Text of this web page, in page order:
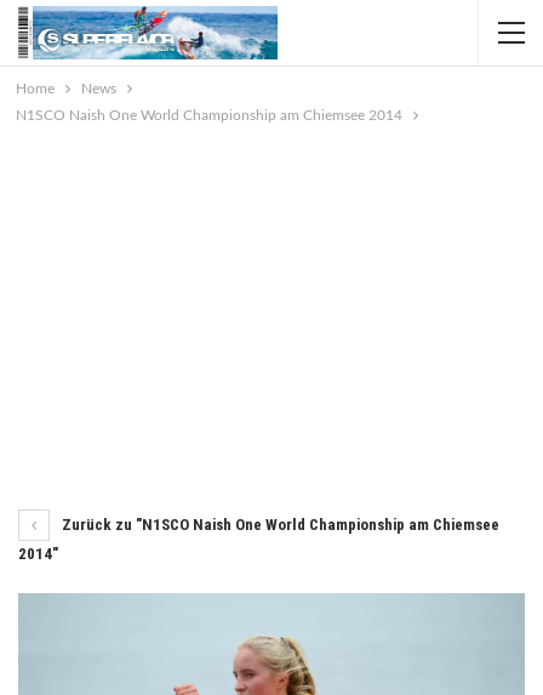
Home
News
N1SCO Naish One World Championship am Chiemsee 2014
Zurück zu "N1SCO Naish One World Championship am Chiemsee
2014"